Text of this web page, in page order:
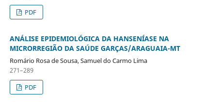
PDF
ANÁLISE EPIDEMIOLÓGICA DA HANSENÍASE NA
MICRORREGIÃO DA SAÚDE GARÇAS/ARAGUAIA-MT
Romário Rosa de Sousa, Samuel do Carmo Lima
271–289
PDF